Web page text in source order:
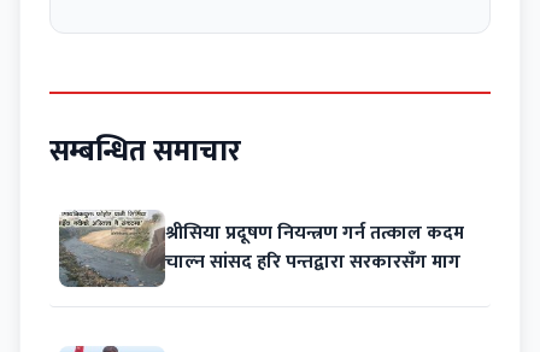
सम्बन्धित समाचार
श्रीसिया प्रदूषण नियन्त्रण गर्न तत्काल कदम
चाल्न सांसद हरि पन्तद्वारा सरकारसँग माग